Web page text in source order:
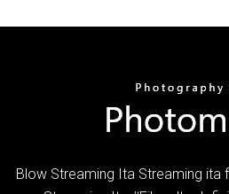
Blow Streaming Ita Streaming ita